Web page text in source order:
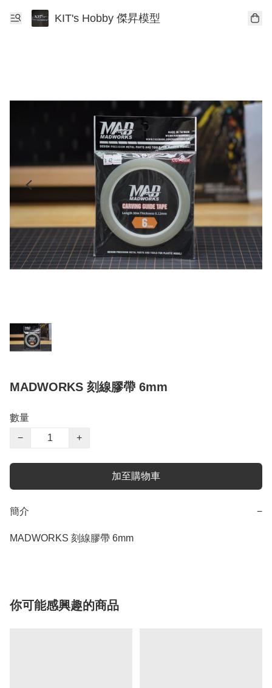
KIT's Hobby 傑昇模型
MADWORKS 刻線膠帶 6mm
數量
−
+
加至購物車
簡介 −
MADWORKS 刻線膠帶 6mm
你可能感興趣的商品